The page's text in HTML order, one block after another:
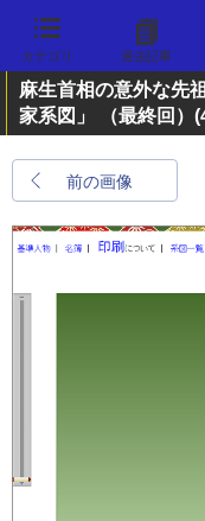
カテゴリ 過去記事
麻生首相の意外な先
家系図」 （最終回）
前の画像